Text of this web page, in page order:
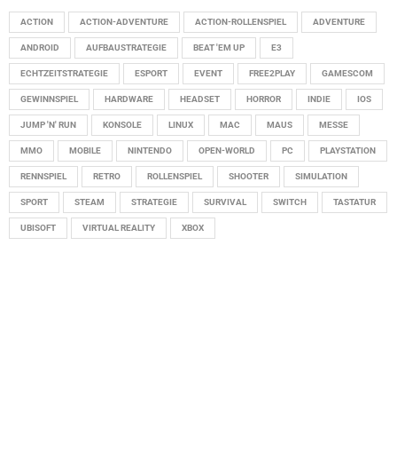
ACTION ACTION-ADVENTURE ACTION-ROLLENSPIEL ADVENTURE
ANDROID AUFBAUSTRATEGIE BEAT 'EM UP E3
ECHTZEITSTRATEGIE ESPORT EVENT FREE2PLAY GAMESCOM
GEWINNSPIEL HARDWARE HEADSET HORROR INDIE IOS
JUMP 'N' RUN KONSOLE LINUX MAC MAUS MESSE
MMO MOBILE NINTENDO OPEN-WORLD PC PLAYSTATION
RENNSPIEL RETRO ROLLENSPIEL SHOOTER SIMULATION
SPORT STEAM STRATEGIE SURVIVAL SWITCH TASTATUR
UBISOFT VIRTUAL REALITY XBOX